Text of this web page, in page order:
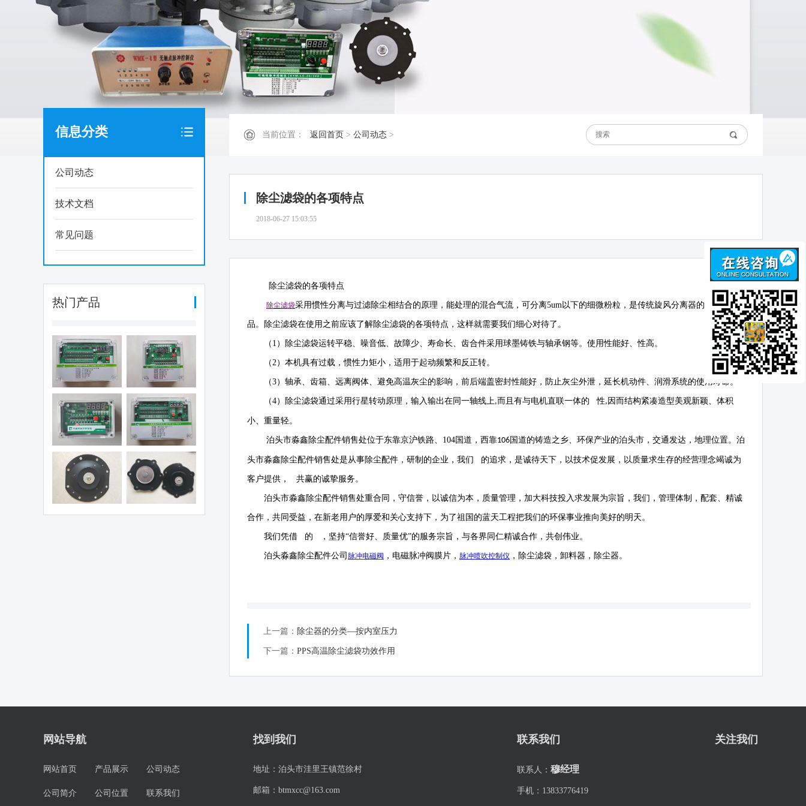
信息分类
公司动态
技术文档
常见问题
热门产品
可编程脉冲控制
仪（QYM-LC-
12D)
可编程脉冲控制
仪（QYM-LC-
1.5寸阀膜片
当前位置： 返回首页 > 公司动态 >
除尘滤袋的各项特点
2018-06-27 15:03:55
除尘滤袋的各项特点
除尘滤袋采用惯性分离与过滤除尘相结合的原理，能处理的混合气流，可分离5um以下的细微粉粒，是传统旋风分离器的替代产
品。除尘滤袋在使用之前应该了解除尘滤袋的各项特点，这样就需要我们细心对待了。
（ 1 ）除尘滤袋运转平稳、噪音低、故障少、寿命长、齿合件采用球墨铸铁与轴承钢等。使用性能好、性高。
（2）本机具有过载，惯性力矩小，适用于起动频繁和反正转。
（3）轴承、齿箱、远离阀体、避免高温灰尘的影响，前后端盖密封性能好，防止灰尘外泄，延长机动件、润滑系统的使用寿命。
（4）除尘滤袋通过采用行星转动原理，输入输出在同一轴线上,而且有与电机直联一体的 性, 因而结构紧凑造型美观新颖、体积
小、重量轻。
泊头市淼鑫除尘配件销售处位于东靠京沪铁路、 104国道，西靠106国道的铸造之乡、环保产业的泊头市，交通发达，地理位置。泊
头市淼鑫除尘配件销售处是从事除尘配件，研制的企业，我们 的追求，是诚待天下，以技术促发展，以质量求生存的经营理念竭诚为
客户提供， 共赢的诚挚服务。
泊头市淼鑫除尘配件销售处重合同，守信誉，以诚信为本，质量管理，加大科技投入求发展为宗旨，我们，管理体制，配套、精诚
合作，共同受益，在新老用户的厚爱和关心支持下，为了祖国的蓝天工程把我们的环保事业推向美好的明天。
我们凭借 的 ，坚持“信誉好、质量优”的服务宗旨，与各界同仁精诚合作，共创伟业。
泊头淼鑫除尘配件公司 脉冲电磁阀 ，电磁脉冲阀膜片， 脉冲喷吹控制仪 ，除尘滤袋，卸料器，除尘器。
上一篇： 除尘器的分类—按内室压力
下一篇： PPS高温除尘滤袋功效作用
网站导航
网站首页 产品展示 公司动态
公司简介 公司位置 联系我们
找到我们
地址： 泊头市洼里王镇范徐村
邮箱： btmxcc@163.com
联系我们
联系人： 穆经理
手机： 13833776419
关注我们